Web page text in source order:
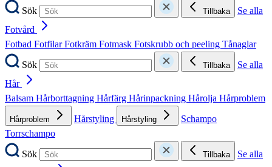
Sök
Tillbaka
Se alla
Fotvård
Fotbad FotfilarFotkräm Fotmask Fotskrubb och peeling Tånaglar
Sök
Tillbaka
Se alla
Hår
Balsam Hårborttagning Hårfärg Hårinpackning Hårolja Hårproblem
Hårproblem Hårstyling Hårstyling
Schampo
Torrschampo
Sök
Tillbaka
Se alla